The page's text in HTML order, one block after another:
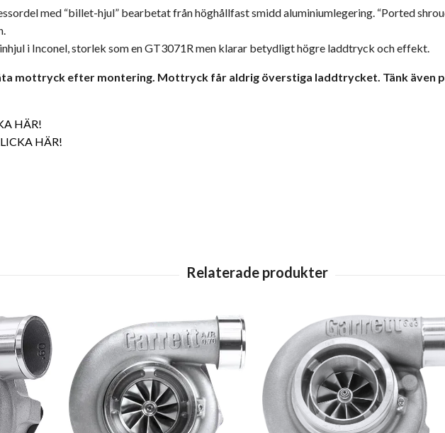
med “billet-hjul” bearbetat från höghållfast smidd aluminiumlegering. “Ported
i Inconel, storlek som en GT3071R men klarar betydligt högre laddtryck och effekt.
mottryck efter montering. Mottryck får aldrig överstiga laddtrycket. Tänk även
HÄR!
HÄR!